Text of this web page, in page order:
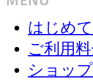
はじめ
ご利用
ショッ